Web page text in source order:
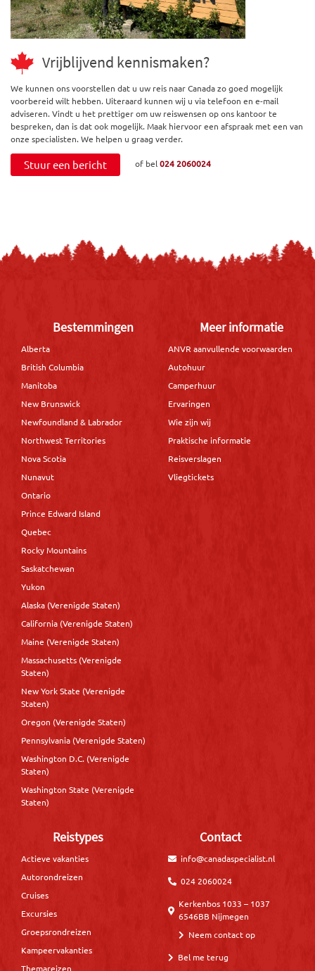
Vrijblijvend kennismaken?
We kunnen ons voorstellen dat u uw reis naar Canada zo goed mogelijk
voorbereid wilt hebben. Uiteraard kunnen wij u via telefoon en e-mail
adviseren. Vindt u het prettiger om uw reiswensen op ons kantoor te
bespreken, dan is dat ook mogelijk. Maak hiervoor een afspraak met een van
onze specialisten. We helpen u graag verder.
Stuur een bericht of bel024 2060024
Bestemmingen
Alberta
British Columbia
Manitoba
New Brunswick
Newfoundland & Labrador
Northwest Territories
Nova Scotia
Nunavut
Ontario
Prince Edward Island
Quebec
Rocky Mountains
Saskatchewan
Yukon
Alaska (Verenigde Staten)
California (Verenigde Staten)
Maine (Verenigde Staten)
Massachusetts (Verenigde
Staten)
New York State (Verenigde
Staten)
Oregon (Verenigde Staten)
Pennsylvania (Verenigde Staten)
Washington D.C. (Verenigde
Staten)
Washington State (Verenigde
Staten)
Meer informatie
ANVR aanvullende voorwaarden
Autohuur
Camperhuur
Ervaringen
Wie zijn wij
Praktische informatie
Reisverslagen
Vliegtickets
Reistypes
Actieve vakanties
Autorondreizen
Cruises
Excursies
Groepsrondreizen
Kampeervakanties
Themareizen
Contact
info@canadaspecialist.nl
024 2060024
Kerkenbos 1033 – 1037
6546BB Nijmegen
Neem contact op
Bel me terug